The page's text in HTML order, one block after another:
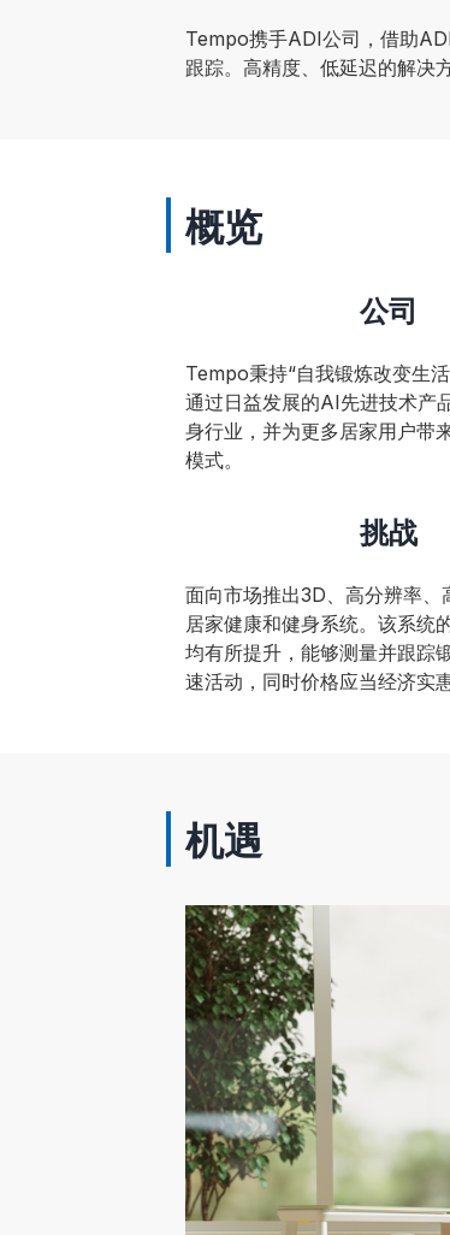
Tempo携手ADI公司，借助
跟踪。高精度、低延迟的解决
概览
公司
Tempo秉持“自我锻炼改变生
通过日益发展的AI先进技术产
身行业，并为更多居家用户带
模式。
挑战
面向市场推出3D、高分辨率、
居家健康和健身系统。该系统
均有所提升，能够测量并跟踪
速活动，同时价格应当经济实惠
机遇